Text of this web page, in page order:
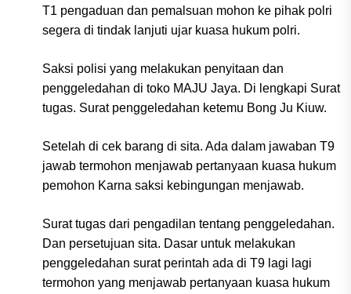
T1 pengaduan dan pemalsuan mohon ke pihak polri
segera di tindak lanjuti ujar kuasa hukum polri.
Saksi polisi yang melakukan penyitaan dan
penggeledahan di toko MAJU Jaya. Di lengkapi Surat
tugas. Surat penggeledahan ketemu Bong Ju Kiuw.
Setelah di cek barang di sita. Ada dalam jawaban T9
jawab termohon menjawab pertanyaan kuasa hukum
pemohon Karna saksi kebingungan menjawab.
Surat tugas dari pengadilan tentang penggeledahan.
Dan persetujuan sita. Dasar untuk melakukan
penggeledahan surat perintah ada di T9 lagi lagi
termohon yang menjawab pertanyaan kuasa hukum